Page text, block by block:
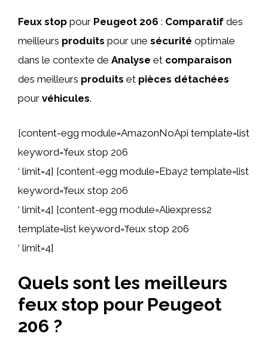
Feux stop pour Peugeot 206 : Comparatif des
meilleurs produits pour une sécurité optimale
dans le contexte de Analyse et comparaison
des meilleurs produits et pièces détachées
pour véhicules.
[content-egg module=AmazonNoApi template=list
keyword=’feux stop 206
‘ limit=4] [content-egg module=Ebay2 template=list
keyword=’feux stop 206
‘ limit=4] [content-egg module=Aliexpress2
template=list keyword=’feux stop 206
‘ limit=4]
Quels sont les meilleurs
feux stop pour Peugeot
206 ?